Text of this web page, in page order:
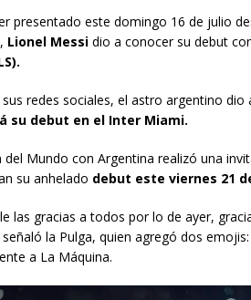
presentado este domingo 16 de julio
Lionel Messi dio a conocer su debut
redes sociales, el astro argentino
su debut en el Inter Miami.
del Mundo con Argentina realizó una
su anhelado debut este viernes 21
las gracias a todos por lo de ayer,
la Pulga, quien agregó dos
a La Máquina.